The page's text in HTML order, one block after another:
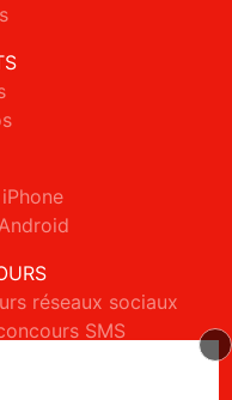
réseaux sociaux
SMS